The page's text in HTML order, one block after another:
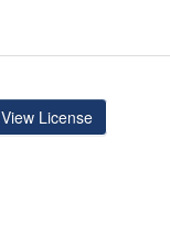
View License